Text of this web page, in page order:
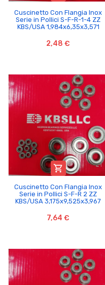
Cuscinetto Con Flangia Inox
Serie in Pollici S-F-R-1-4 ZZ
KBS/USA 1,984x6,35x3,571
2,48 €

Cuscinetto Con Flangia Inox
Serie in Pollici S-F-R 2 ZZ
KBS/USA 3,175x9,525x3,967
7,64 €